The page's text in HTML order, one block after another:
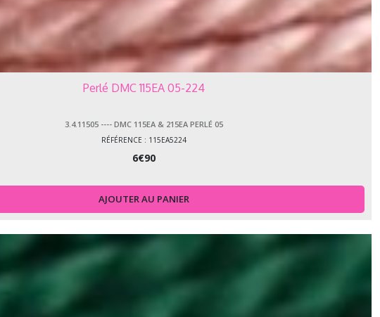
Perlé DMC 115EA 05-224
3.4.11505 ---- DMC 115EA & 215EA PERLÉ 05
RÉFÉRENCE : 115EA5224
6€90
AJOUTER AU PANIER